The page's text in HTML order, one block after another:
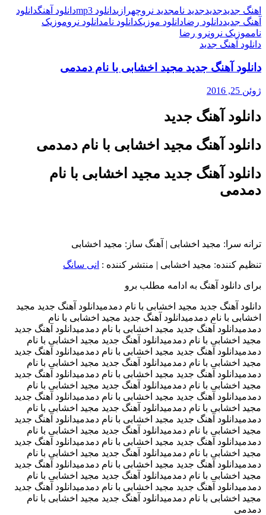
اهنگ جدیدجدیدجدید نامجدید نروچهرازیدانلود mp3 دانلود آهنگدانلود
آهنگ جدیددانلود رضادانلود موزیکدانلود نامدانلود نروموزیک
نامموزیک نرونرو رضا
دانلود آهنگ جدید
دانلود آهنگ جدید مجید اخشابی با نام دمدمی
ژوئن 25, 2016
دانلود آهنگ جدید
دانلود آهنگ مجید اخشابی با نام دمدمی
دانلود آهنگ جدید مجید اخشابی با نام
دمدمی
ترانه سرا: مجید اخشابی | آهنگ ساز: مجید اخشابی
تنظیم کننده: مجید اخشابی | منتشر کننده : انی سانگ
برای دانلود آهنگ به ادامه مطلب برو
دانلود آهنگ جدید مجید اخشابی با نام دمدمیدانلود آهنگ جدید مجید
اخشابی با نام دمدمیدانلود آهنگ جدید مجید اخشابی با نام
دمدمیدانلود آهنگ جدید مجید اخشابی با نام دمدمیدانلود آهنگ جدید
مجید اخشابی با نام دمدمیدانلود آهنگ جدید مجید اخشابی با نام
دمدمیدانلود آهنگ جدید مجید اخشابی با نام دمدمیدانلود آهنگ جدید
مجید اخشابی با نام دمدمیدانلود آهنگ جدید مجید اخشابی با نام
دمدمیدانلود آهنگ جدید مجید اخشابی با نام دمدمیدانلود آهنگ جدید
مجید اخشابی با نام دمدمیدانلود آهنگ جدید مجید اخشابی با نام
دمدمیدانلود آهنگ جدید مجید اخشابی با نام دمدمیدانلود آهنگ جدید
مجید اخشابی با نام دمدمیدانلود آهنگ جدید مجید اخشابی با نام
دمدمیدانلود آهنگ جدید مجید اخشابی با نام دمدمیدانلود آهنگ جدید
مجید اخشابی با نام دمدمیدانلود آهنگ جدید مجید اخشابی با نام
دمدمیدانلود آهنگ جدید مجید اخشابی با نام دمدمیدانلود آهنگ جدید
مجید اخشابی با نام دمدمیدانلود آهنگ جدید مجید اخشابی با نام
دمدمیدانلود آهنگ جدید مجید اخشابی با نام دمدمیدانلود آهنگ جدید
مجید اخشابی با نام دمدمیدانلود آهنگ جدید مجید اخشابی با نام
دمدمیدانلود آهنگ جدید مجید اخشابی با نام دمدمیدانلود آهنگ جدید
مجید اخشابی با نام دمدمیدانلود آهنگ جدید مجید اخشابی با نام
دمدمی